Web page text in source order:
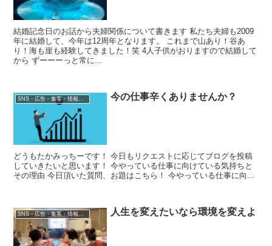
結婚記念日のお話から夫婦関係について書きます 私たち夫婦も2009
年に結婚して、今年は12周年となります。 これまで山あり！谷あ
り！海も崖も経験してきました！笑 4人子供がおりますので結婚して
から ずーーーっと常に...
今の仕事辛くありませんか？
どうもたかみっちーです！ 今日もリクエストに応じてブログを投稿
していきたいと思います！ 今やっている仕事に向けている気持ちと
その理由 今日頂いた質問、お題はこちら！ 今やっている仕事に向...
SNS・広告・集客・情報発信 人生を変えたいなら環境を変えよ